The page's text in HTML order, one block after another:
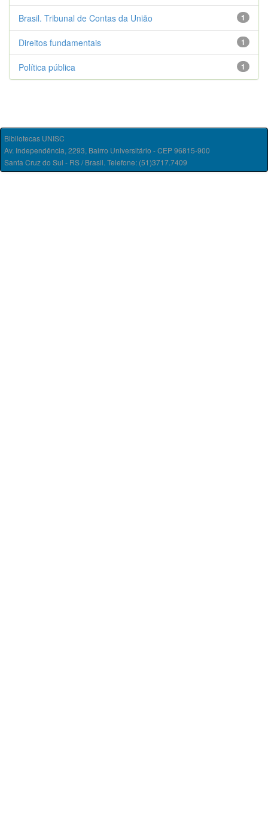
1
Brasil. Tribunal de Contas da União
1
Direitos fundamentais
1
Política pública
Bibliotecas UNISC
Av. Independência, 2293, Bairro Universitário - CEP 96815-900
Santa Cruz do Sul - RS / Brasil. Telefone: (51)3717.7409